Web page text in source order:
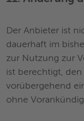
Der Anbieter ist
dauerhaft im
zur Nutzung zur
ist berechtigt,
vorübergehend
ohne